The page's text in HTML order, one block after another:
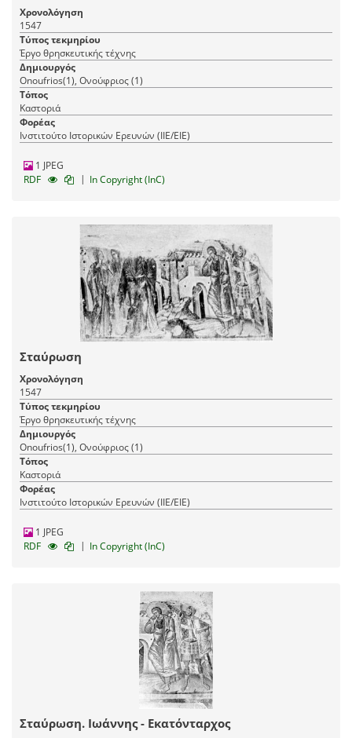
Χρονολόγηση
1547
Τύπος τεκμηρίου
Έργο θρησκευτικής τέχνης
Δημιουργός
Onoufrios(1), Ονούφριος (1)
Τόπος
Καστοριά
Φορέας
Ινστιτούτο Ιστορικών Ερευνών (ΙΙΕ/ΕΙΕ)
1 JPEG
RDF
| In Copyright (InC)
Σταύρωση
Χρονολόγηση
1547
Τύπος τεκμηρίου
Έργο θρησκευτικής τέχνης
Δημιουργός
Onoufrios(1), Ονούφριος (1)
Τόπος
Καστοριά
Φορέας
Ινστιτούτο Ιστορικών Ερευνών (ΙΙΕ/ΕΙΕ)
1 JPEG
RDF
| In Copyright (InC)
Σταύρωση. Ιωάννης - Εκατόνταρχος